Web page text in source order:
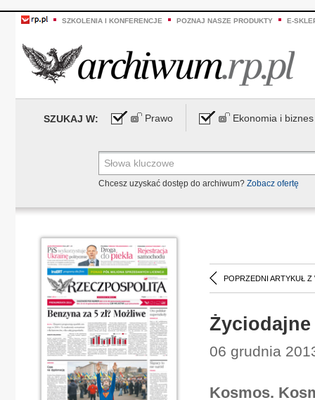
SZKOLENIA I KONFERENCJE POZNAJ NASZE PRODUKTY E-
SZUKAJ W: Prawo Ekonomia i biznes
Chcesz uzyskać dostęp do archiwum? Zobacz ofertę
POPRZEDNI ARTYKUŁ Z
06 grudnia
Kosmos.